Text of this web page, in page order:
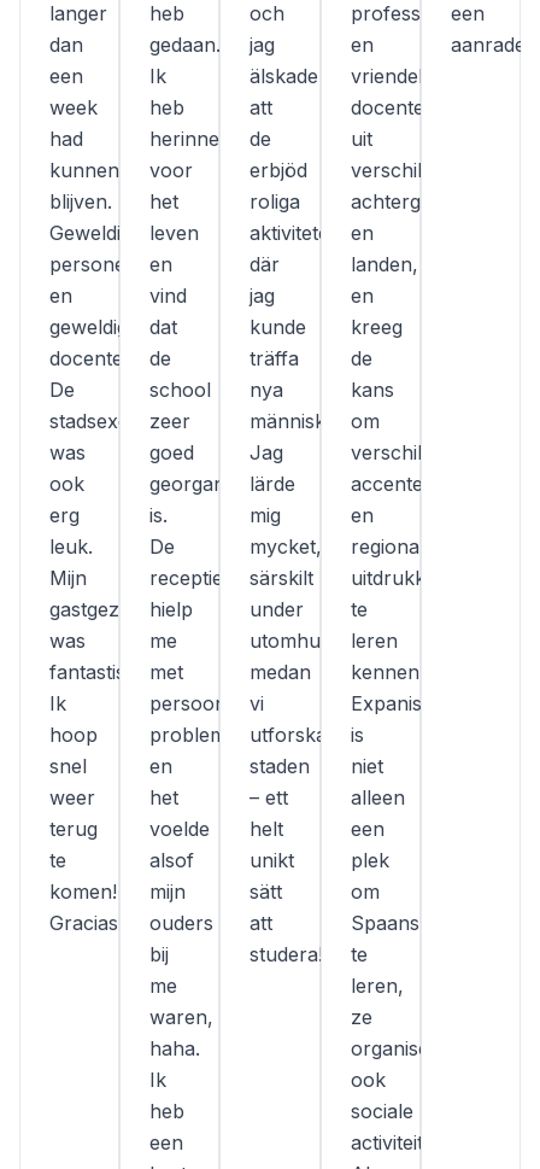
langer
dan
een
week
had
kunnen
blijven.
Geweldig
personeel
en
geweldige
docenten!
De
stadsexcursie
was
ook
erg
leuk.
Mijn
gastgezin
was
fantastisch!
Ik
hoop
snel
weer
terug
te
komen!
Gracias!
heb
gedaan.
Ik
heb
herinneringen
voor
het
leven
en
vind
dat
de
school
zeer
goed
georganiseerd
is.
De
receptie
hielp
me
met
persoonlijke
problemen
en
het
voelde
alsof
mijn
ouders
bij
me
waren,
haha.
Ik
heb
een
och
jag
älskade
att
de
erbjöd
roliga
aktiviteter
där
jag
kunde
träffa
nya
människor.
Jag
lärde
mig
mycket,
särskilt
under
utomhuslektionerna
medan
vi
utforskade
staden
– ett
helt
unikt
sätt
att
studera!
professionele
en
vriendelijke
docenten
uit
verschillende
achtergronden
en
landen,
en
kreeg
de
kans
om
verschillende
accenten
en
regionale
uitdrukkingen
te
leren
kennen.
Expanish
is
niet
alleen
een
plek
om
Spaans
te
leren,
ze
organiseren
ook
sociale
activiteiten.
een
aanrader.